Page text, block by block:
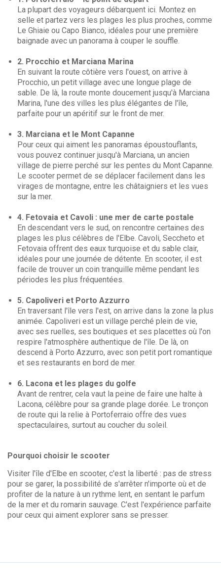
La plupart des voyageurs débarquent ici. Montez en
selle et partez vers les plages les plus proches, comme
Le Ghiaie ou Capo Bianco, idéales pour une première
baignade avec un panorama à couper le souffle.
2. Procchio et Marciana Marina
En suivant la route côtière vers l'ouest, on arrive à
Procchio, un petit village avec une longue plage de
sable. De là, la route monte doucement jusqu'à Marciana
Marina, l'une des villes les plus élégantes de l'île,
parfaite pour un apéritif sur le front de mer.
3. Marciana et le Mont Capanne
Pour ceux qui aiment les panoramas époustouflants,
vous pouvez continuer jusqu'à Marciana, un ancien
village de pierre perché sur les pentes du Mont Capanne.
Le scooter permet de se déplacer facilement dans les
virages de montagne, entre les châtaigniers et les vues
sur la mer.
4. Fetovaia et Cavoli : une mer de carte postale
En descendant vers le sud, on rencontre certaines des
plages les plus célèbres de l'Elbe. Cavoli, Seccheto et
Fetovaia offrent des eaux turquoise et du sable clair,
idéales pour une journée de détente. En scooter, il est
facile de trouver un coin tranquille même pendant les
périodes les plus fréquentées.
5. Capoliveri et Porto Azzurro
En traversant l'île vers l'est, on arrive dans la zone la plus
animée. Capoliveri est un village perché plein de vie,
avec ses ruelles, ses boutiques et ses placettes où l'on
respire l'atmosphère authentique de l'île. De là, on
descend à Porto Azzurro, avec son petit port romantique
et ses restaurants en bord de mer.
6. Lacona et les plages du golfe
Avant de rentrer, cela vaut la peine de faire une halte à
Lacona, célèbre pour sa grande plage dorée. Le tronçon
de route qui la relie à Portoferraio offre des vues
spectaculaires, surtout au coucher du soleil.
Pourquoi choisir le scooter
Visiter l'île d'Elbe en scooter, c'est la liberté : pas de stress
pour se garer, la possibilité de s'arrêter n'importe où et de
profiter de la nature à un rythme lent, en sentant le parfum
de la mer et du romarin sauvage. C'est l'expérience parfaite
pour ceux qui aiment explorer sans se presser.